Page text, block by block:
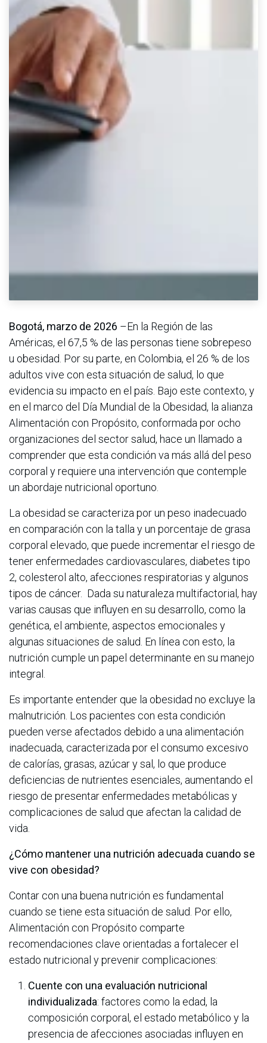
Bogotá, marzo de 2026 –En la Región de las
Américas, el 67,5 % de las personas tiene sobrepeso
u obesidad. Por su parte, en Colombia, el 26 % de los
adultos vive con esta situación de salud, lo que
evidencia su impacto en el país. Bajo este contexto, y
en el marco del Día Mundial de la Obesidad, la alianza
Alimentación con Propósito, conformada por ocho
organizaciones del sector salud, hace un llamado a
comprender que esta condición va más allá del peso
corporal y requiere una intervención que contemple
un abordaje nutricional oportuno.
La obesidad se caracteriza por un peso inadecuado
en comparación con la talla y un porcentaje de grasa
corporal elevado, que puede incrementar el riesgo de
tener enfermedades cardiovasculares, diabetes tipo
2, colesterol alto, afecciones respiratorias y algunos
tipos de cáncer. Dada su naturaleza multifactorial, hay
varias causas que influyen en su desarrollo, como la
genética, el ambiente, aspectos emocionales y
algunas situaciones de salud. En línea con esto, la
nutrición cumple un papel determinante en su manejo
integral.
Es importante entender que la obesidad no excluye la
malnutrición. Los pacientes con esta condición
pueden verse afectados debido a una alimentación
inadecuada, caracterizada por el consumo excesivo
de calorías, grasas, azúcar y sal, lo que produce
deficiencias de nutrientes esenciales, aumentando el
riesgo de presentar enfermedades metabólicas y
complicaciones de salud que afectan la calidad de
vida.
¿Cómo mantener una nutrición adecuada cuando se
vive con obesidad?
Contar con una buena nutrición es fundamental
cuando se tiene esta situación de salud. Por ello,
Alimentación con Propósito comparte
recomendaciones clave orientadas a fortalecer el
estado nutricional y prevenir complicaciones:
Cuente con una evaluación nutricional
individualizada: factores como la edad, la
composición corporal, el estado metabólico y la
presencia de afecciones asociadas influyen en